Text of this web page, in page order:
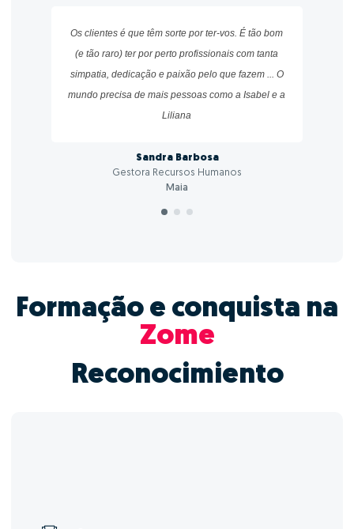
Os clientes é que têm sorte por ter-vos. É tão bom
(e tão raro) ter por perto profissionais com tanta
simpatia, dedicação e paixão pelo que fazem ... O
mundo precisa de mais pessoas como a Isabel e a
Liliana
Sandra Barbosa
Gestora Recursos Humanos
Maia
Formação e conquista na
Zome
Reconocimiento